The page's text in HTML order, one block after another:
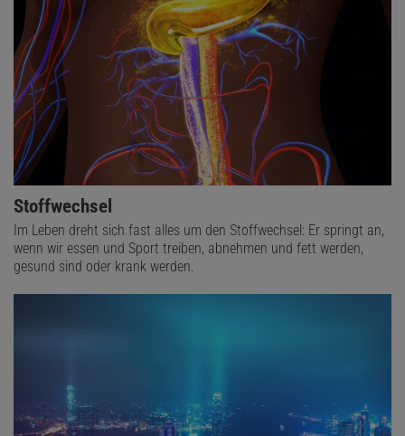
Stoffwechsel
Im Leben dreht sich fast alles um den Stoffwechsel: Er springt an,
wenn wir essen und Sport treiben, abnehmen und fett werden,
gesund sind oder krank werden.